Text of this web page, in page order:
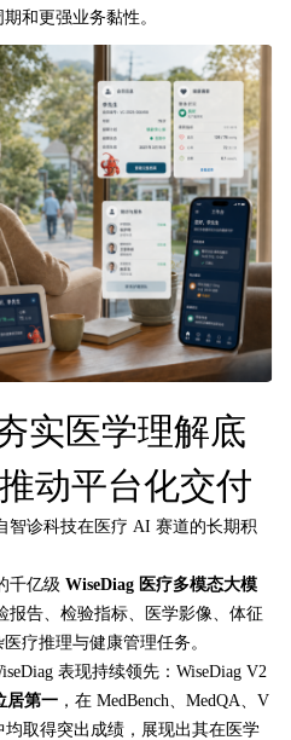
和更强业务黏性。
实医学理解底
动平台化交付
智诊科技在医疗 AI 赛道的长期积
千亿级 WiseDiag 医疗多模态大模
报告、检验指标、医学影像、体征
疗推理与健康管理任务。
表现持续领先：WiseDiag V2
居第一 ，在 MedBench、MedQA、V
均取得突出成绩，展现出其在医学